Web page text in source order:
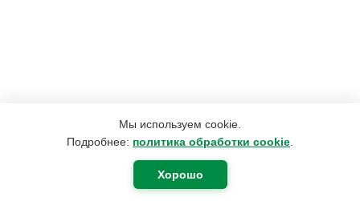
Мы используем cookie.
Подробнее: политика обработки cookie
Хорошо